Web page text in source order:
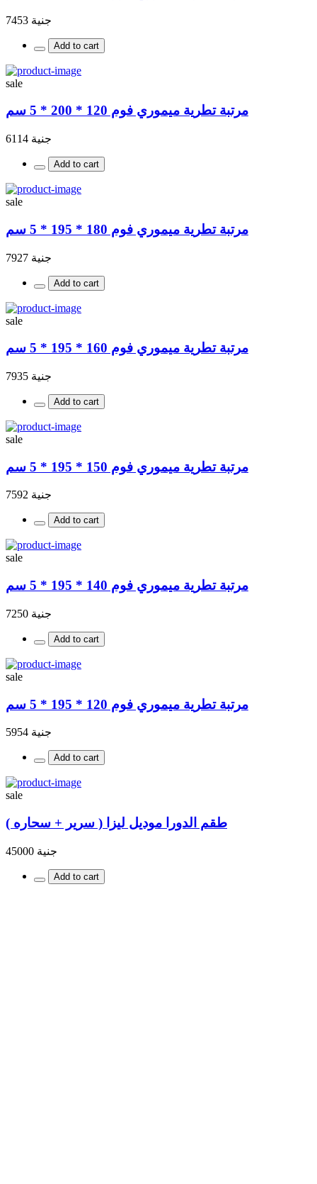
جنية 7453
Add to cart
sale
مرتبة تطرية ميموري فوم 120 * 200 * 5 سم
جنية 6114
Add to cart
sale
مرتبة تطرية ميموري فوم 180 * 195 * 5 سم
جنية 7927
Add to cart
sale
مرتبة تطرية ميموري فوم 160 * 195 * 5 سم
جنية 7935
Add to cart
sale
مرتبة تطرية ميموري فوم 150 * 195 * 5 سم
جنية 7592
Add to cart
sale
مرتبة تطرية ميموري فوم 140 * 195 * 5 سم
جنية 7250
Add to cart
sale
مرتبة تطرية ميموري فوم 120 * 195 * 5 سم
جنية 5954
Add to cart
sale
طقم الدورا موديل ليزا ( سرير + سحاره )
جنية 45000
Add to cart